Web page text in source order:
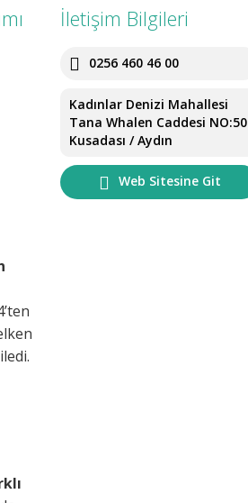
İletişim Bilgileri
0256 460 46 00
Kadınlar Denizi Mahallesi
Tana Whalen Caddesi NO:50
Kusadası / Aydın
Web Sitesine Git